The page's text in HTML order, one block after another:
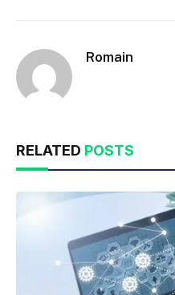
Romain
RELATED POSTS